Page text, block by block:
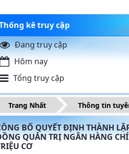
kê truy cập
Đang truy cập
Hôm nay
Tổng truy cập
Trang Nhất Thông tin
BỐ QUYẾT ĐỊNH THÀNH
QUẢN TRỊ NGÂN HÀNG
CƠ